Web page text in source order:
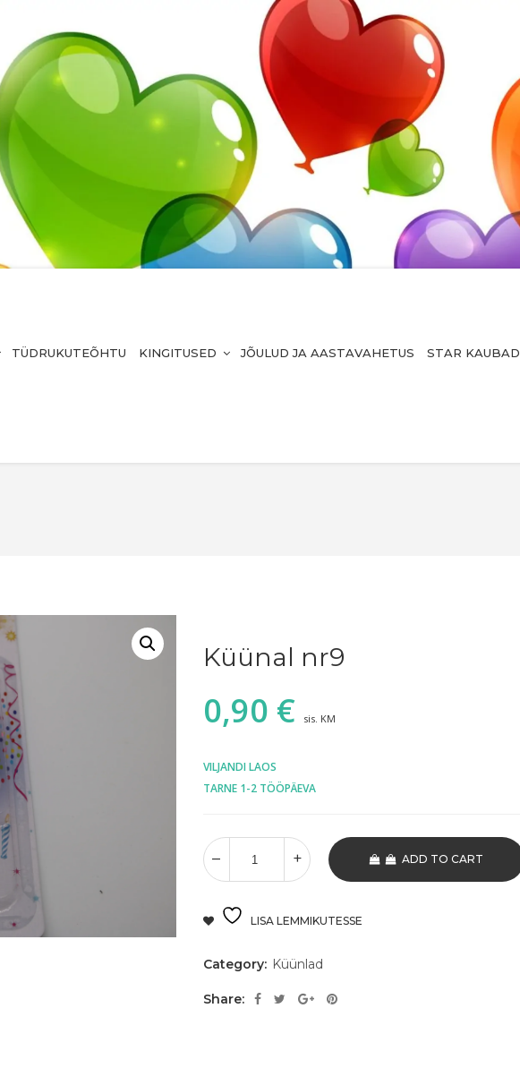
TÜDRUKUTEÕHTU KINGITUSED JÕULUD JA AASTAVAHETUS STAR KAUBAD
Küünal nr9
0,90 € sis. KM
VILJANDI LAOS
TARNE 1-2 TÖÖPÄEVA
ADD TO CART
LISA LEMMIKUTESSE
Category: Küünlad
Share: